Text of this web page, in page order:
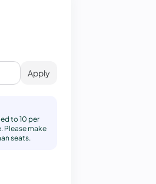
Apply
to 10 per
Please make
seats.